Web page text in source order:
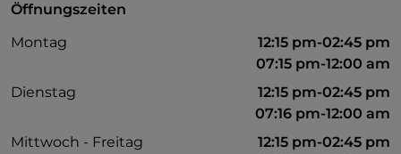
Öffnungszeiten
Montag
12:15 pm-02:45 pm
07:15 pm-12:00 am
Dienstag
12:15 pm-02:45 pm
07:16 pm-12:00 am
Mittwoch - Freitag
12:15 pm-02:45 pm